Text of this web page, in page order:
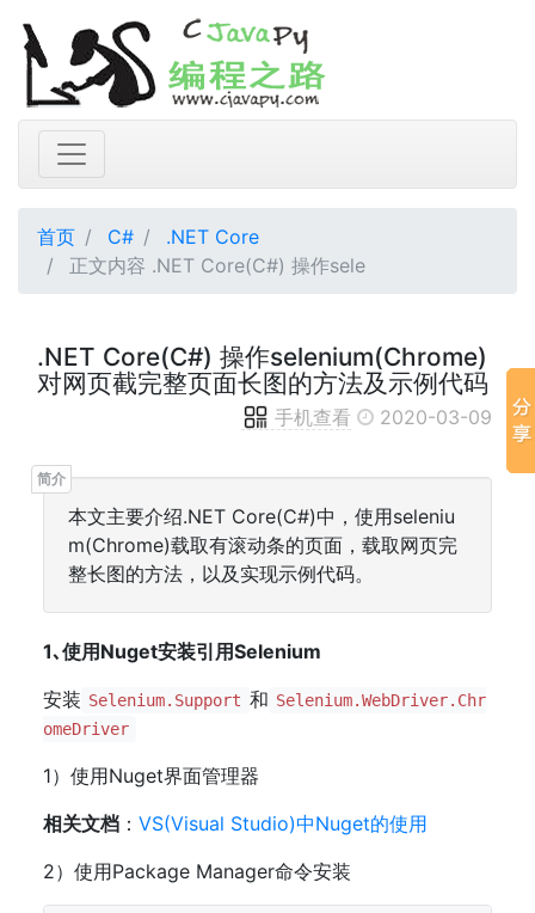
首页 C#
.NET Core
正文内容 .NET Core(C#) 操作sele
.NET Core(C#) 操作selenium(Chrome)
对网页截完整页面长图的方法及示例代码
手机查看 2020-03-09
本文主要介绍.NET Core(C#)中，使用seleniu
m(Chrome)载取有滚动条的页面，载取网页完
整长图的方法，以及实现示例代码。
1､使用Nuget安装引用Selenium
安装 Selenium.Support 和 Selenium.WebDriver.Chr
omeDriver
1）使用Nuget界面管理器
相关文档 ： VS(Visual Studio)中Nuget的使用
2）使用Package Manager命令安装